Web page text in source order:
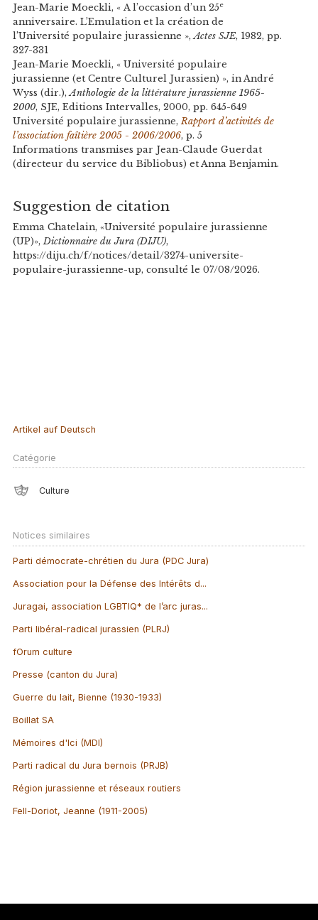
Jean-Marie Moeckli, « A l’occasion d’un 25e
anniversaire. L’Emulation et la création de
l’Université populaire jurassienne », Actes SJE, 1982, pp.
327-331
Jean-Marie Moeckli, « Université populaire
jurassienne (et Centre Culturel Jurassien) », in André
Wyss (dir.), Anthologie de la littérature jurassienne 1965-
2000, SJE, Editions Intervalles, 2000, pp. 645-649
Université populaire jurassienne, Rapport d’activités de
l’association faîtière 2005 - 2006/2006, p. 5
Informations transmises par Jean-Claude Guerdat
(directeur du service du Bibliobus) et Anna Benjamin.
Suggestion de citation
Emma Chatelain, «Université populaire jurassienne
(UP)»,Dictionnaire du Jura (DIJU),
https://diju.ch/f/notices/detail/3274-universite-
populaire-jurassienne-up, consulté le 07/08/2026.
Artikel auf Deutsch
Catégorie
Culture
Notices similaires
Parti démocrate-chrétien du Jura (PDC Jura)
Association pour la Défense des Intérêts d...
Juragai, association LGBTIQ* de l’arc juras...
Parti libéral-radical jurassien (PLRJ)
fOrum culture
Presse (canton du Jura)
Guerre du lait, Bienne (1930-1933)
Boillat SA
Mémoires d'Ici (MDI)
Parti radical du Jura bernois (PRJB)
Région jurassienne et réseaux routiers
Fell-Doriot, Jeanne (1911-2005)